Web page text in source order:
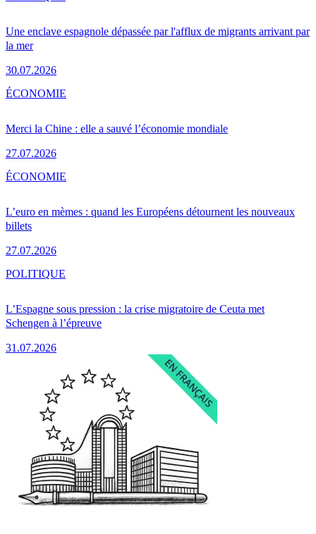
Une enclave espagnole dépassée par l'afflux de migrants arrivant par
la mer
30.07.2026
Merci la Chine : elle a sauvé l’économie mondiale
27.07.2026
ÉCONOMIE
L’euro en mèmes : quand les Européens détournent les nouveaux
billets
27.07.2026
ÉCONOMIE
L’Espagne sous pression : la crise migratoire de Ceuta met
Schengen à l’épreuve
31.07.2026
POLITIQUE